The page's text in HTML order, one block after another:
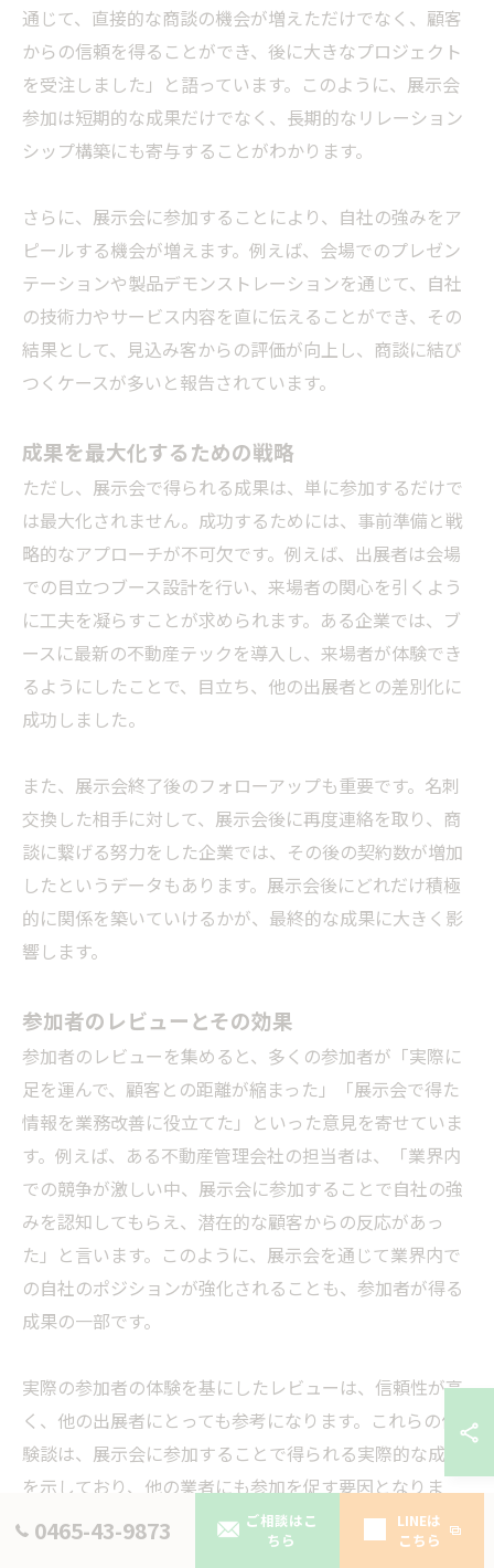
通じて、直接的な商談の機会が増えただけでなく、顧客
からの信頼を得ることができ、後に大きなプロジェクト
を受注しました」と語っています。このように、展示会
参加は短期的な成果だけでなく、長期的なリレーション
シップ構築にも寄与することがわかります。
さらに、展示会に参加することにより、自社の強みをア
ピールする機会が増えます。例えば、会場でのプレゼン
テーションや製品デモンストレーションを通じて、自社
の技術力やサービス内容を直に伝えることができ、その
結果として、見込み客からの評価が向上し、商談に結び
つくケースが多いと報告されています。
成果を最大化するための戦略
ただし、展示会で得られる成果は、単に参加するだけで
は最大化されません。成功するためには、事前準備と戦
略的なアプローチが不可欠です。例えば、出展者は会場
での目立つブース設計を行い、来場者の関心を引くよう
に工夫を凝らすことが求められます。ある企業では、ブ
ースに最新の不動産テックを導入し、来場者が体験でき
るようにしたことで、目立ち、他の出展者との差別化に
成功しました。
また、展示会終了後のフォローアップも重要です。名刺
交換した相手に対して、展示会後に再度連絡を取り、商
談に繋げる努力をした企業では、その後の契約数が増加
したというデータもあります。展示会後にどれだけ積極
的に関係を築いていけるかが、最終的な成果に大きく影
響します。
参加者のレビューとその効果
参加者のレビューを集めると、多くの参加者が「実際に
足を運んで、顧客との距離が縮まった」「展示会で得た
情報を業務改善に役立てた」といった意見を寄せていま
す。例えば、ある不動産管理会社の担当者は、「業界内
での競争が激しい中、展示会に参加することで自社の強
みを認知してもらえ、潜在的な顧客からの反応があっ
た」と言います。このように、展示会を通じて業界内で
の自社のポジションが強化されることも、参加者が得る
成果の一部です。
実際の参加者の体験を基にしたレビューは、信頼性が高
く、他の出展者にとっても参考になります。これらの体
験談は、展示会に参加することで得られる実際的な成果
を示しており、他の業者にも参加を促す要因となりま
す。
0465-43-9873
ご相談はこ
ちら
LINEは
こちら